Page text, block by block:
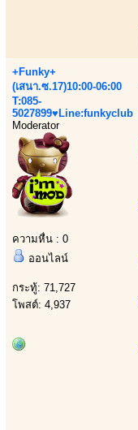
+Funky+
(เสนา.ซ.17)10:00-06:00
T:085-
5027899♥Line:funkyclub
Moderator
ความหื่น : 0
ออนไลน์
กระทู้: 71,727
โพสต์: 4,937